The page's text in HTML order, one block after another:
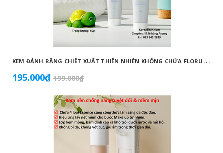
K
EM ĐÁNH RĂNG CHIẾT XUẤT THIÊN NHIÊN KHÔNG CHỨA FLORUA AN TOÀN DÀNH CHO TRẺ EM ( 50G) - ATOMY KID NATURAL TOOTHPASTE (NON FLUORIDE) - 애터미 키즈 내추럴 치약 - НАТУРАЛЬНАЯ ДЕТСКАЯ ЗУБНАЯ ПАСТА ATOMY
195.000₫ 199.000₫